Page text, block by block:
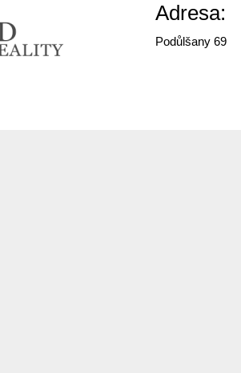
Adresa:
Podůlšany 69